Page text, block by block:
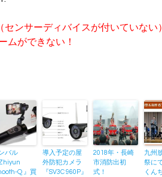
（センサーディバイスが付いていない）
ムができない！
バル
Zhiyun
Q 』買
導入予定の屋
外防犯カメラ
『SV3C 960P』
2018年・長崎
市消防出初
式！
九州
祭に
くん